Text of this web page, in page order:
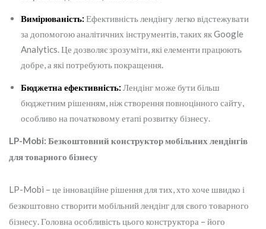
Вимірюваність: Ефективність лендінгу легко відстежувати
за допомогою аналітичних інструментів, таких як Google
Analytics. Це дозволяє зрозуміти, які елементи працюють
добре, а які потребують покращення.
Бюджетна ефективність: Лендінг може бути більш
бюджетним рішенням, ніж створення повноцінного сайту,
особливо на початковому етапі розвитку бізнесу.
LP-Mobi: Безкоштовний конструктор мобільних лендінгів
для товарного бізнесу
LP-Mobi – це інноваційне рішення для тих, хто хоче швидко і
безкоштовно створити мобільний лендінг для свого товарного
бізнесу. Головна особливість цього конструктора – його